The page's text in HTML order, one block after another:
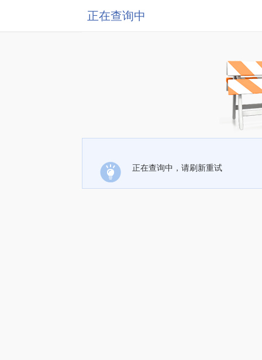
正在查询中
正在查询中，请刷新重试